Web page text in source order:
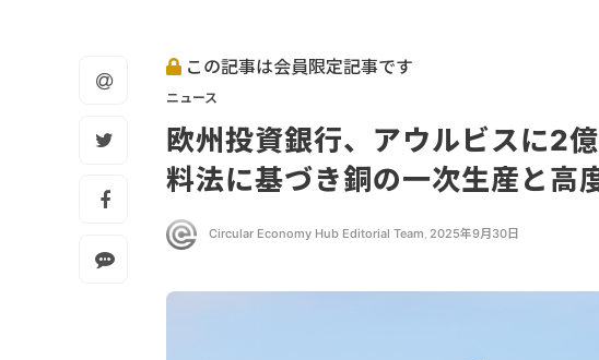
この記事は会員限定記事です
ニュース
欧州投資銀行、アウルビスに2
料法に基づき銅の一次生産と高
Circular Economy Hub Editorial Team, 2025年9月30日